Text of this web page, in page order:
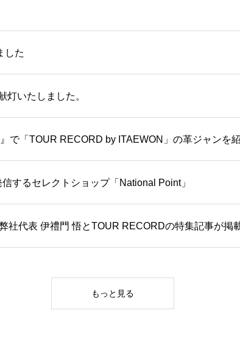
した
灯いたしました。
で「TOUR RECORD by ITAEWON」の革ジャンを
するセレクトショップ「National Point」
社代表 伊禮門 悟とTOUR RECORDの特集記事が掲
もっと見る